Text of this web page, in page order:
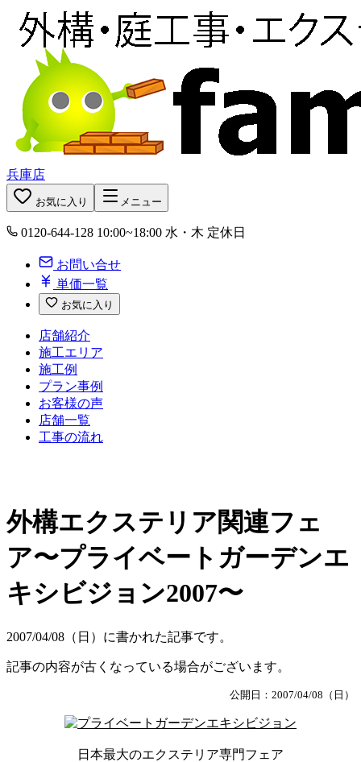
兵庫店
お気に入り メニュー
0120-644-128 10:00~18:00 水・木 定休日
お問い合せ
単価一覧
お気に入り
店舗紹介
施工エリア
施工例
プラン事例
お客様の声
店舗一覧
工事の流れ
外構エクステリア関連フェ
ア〜プライベートガーデンエ
キシビジョン2007〜
2007/04/08（日）に書かれた記事です。
記事の内容が古くなっている場合がございます。
公開日：2007/04/08（日）
日本最大のエクステリア専門フェア